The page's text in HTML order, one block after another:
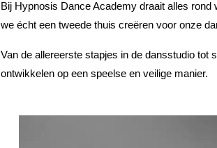
Bij Hypnosis Dance Academy draait alles
we écht een tweede thuis creëren voor onze
Van de allereerste stapjes in de dansstudio tot
ontwikkelen op een speelse en veilige manier.